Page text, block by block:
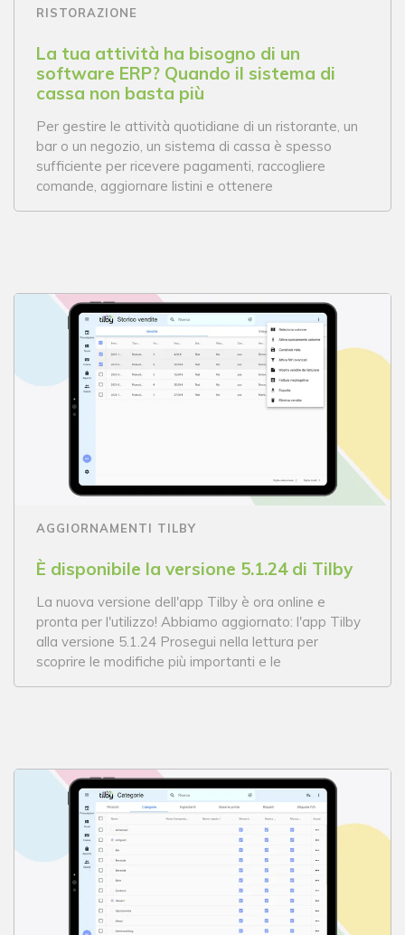
RISTORAZIONE
La tua attività ha bisogno di un
software ERP? Quando il sistema di
cassa non basta più
Per gestire le attività quotidiane di un ristorante, un
bar o un negozio, un sistema di cassa è spesso
sufficiente per ricevere pagamenti, raccogliere
comande, aggiornare listini e ottenere
AGGIORNAMENTI TILBY
È disponibile la versione 5.1.24 di Tilby
La nuova versione dell'app Tilby è ora online e
pronta per l'utilizzo! Abbiamo aggiornato: l'app Tilby
alla versione 5.1.24 Prosegui nella lettura per
scoprire le modifiche più importanti e le